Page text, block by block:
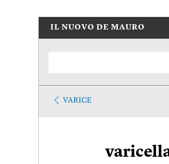
IL NUOVO DE MAURO
VARICE